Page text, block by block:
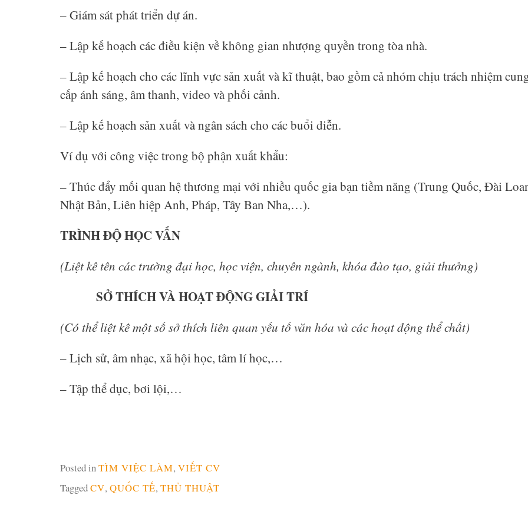
– Giám sát phát triển dự án.
– Lập kế hoạch các điều kiện về không gian nhượng quyền trong tòa nhà.
– Lập kế hoạch cho các lĩnh vực sản xuất và kĩ thuật, bao gồm cả nhóm chịu trách nhiệm
cấp ánh sáng, âm thanh, video và phối cảnh.
– Lập kế hoạch sản xuất và ngân sách cho các buổi diễn.
Ví dụ với công việc trong bộ phận xuất khẩu:
– Thúc đẩy mối quan hệ thương mại với nhiều quốc gia bạn tiềm năng (Trung Quốc, Đài
Nhật Bản, Liên hiệp Anh, Pháp, Tây Ban Nha,…).
TRÌNH ĐỘ HỌC VẤN
(Liệt kê tên các trường đại học, học viện, chuyên ngành, khóa đào tạo, giải thưởng)
SỞ THÍCH VÀ HOẠT ĐỘNG GIẢI TRÍ
(Có thể liệt kê một số sở thích liên quan yếu tố văn hóa và các hoạt động thể chất)
– Lịch sử, âm nhạc, xã hội học, tâm lí học,…
– Tập thể dục, bơi lội,…
Posted inTÌM VIỆC LÀM, VIẾT CV
TaggedCV, QUỐC TẾ, THỦ THUẬT